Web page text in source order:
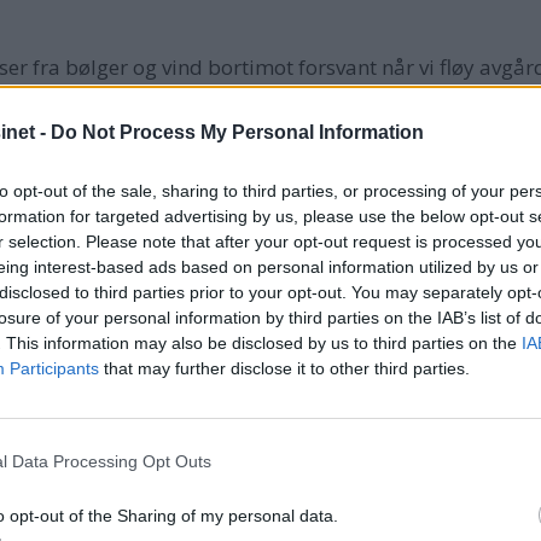
- Do Not Process My Personal Information
opt-out of the sale, sharing to third parties, or processing of your
for targeted advertising by us, please use the below opt-out
selection. Please note that after your opt-out request is processed
interest-based ads based on personal information utilized by us
to third parties prior to your opt-out. You may separately
of your personal information by third parties on the IAB’s list of
This information may also be disclosed by us to third parties on the
Participants that may further disclose it to other third parties.
Data Processing Opt Outs
opt-out of the Sharing of my personal data.
fra bølger og vind bortimot forsvant når vi fløy
Her gjelder det for Ruter og fylket og andre å sørge
Norges første rute mellom Fagerstrand og Oslo,
han. Et viktig klimatiltak og tilskudd til
renere Oslofjord.
nye med Candela P-12 er at disse er små, lette og
kostnadene ned. Båtene lager ikke hekksjø og er helt
gravde opp mye hekksjø og hadde to kraftige
var dengang. De lette nye båtene er helelektrisk
per passasjer er svært lavt per passasjer
og 30 passasjerer blir som en buss på land. "En
60-70 åra," skriver en båtmann på facebook.